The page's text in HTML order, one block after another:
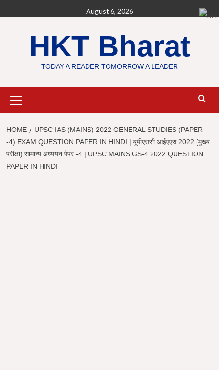
to
August 6, 2026
HKT Bharat
TODAY A READER TOMORROW A LEADER
Menu
HOME
UPSC IAS (MAINS) 2022 GENERAL STUDIES (PAPER
-4) EXAM QUESTION PAPER IN HINDI | यूपीएससी आईएएस 2022 (मुख्य
परीक्षा) सामान्य अध्ययन पेपर -4 | UPSC MAINS GS-4 2022 QUESTION
PAPER IN HINDI